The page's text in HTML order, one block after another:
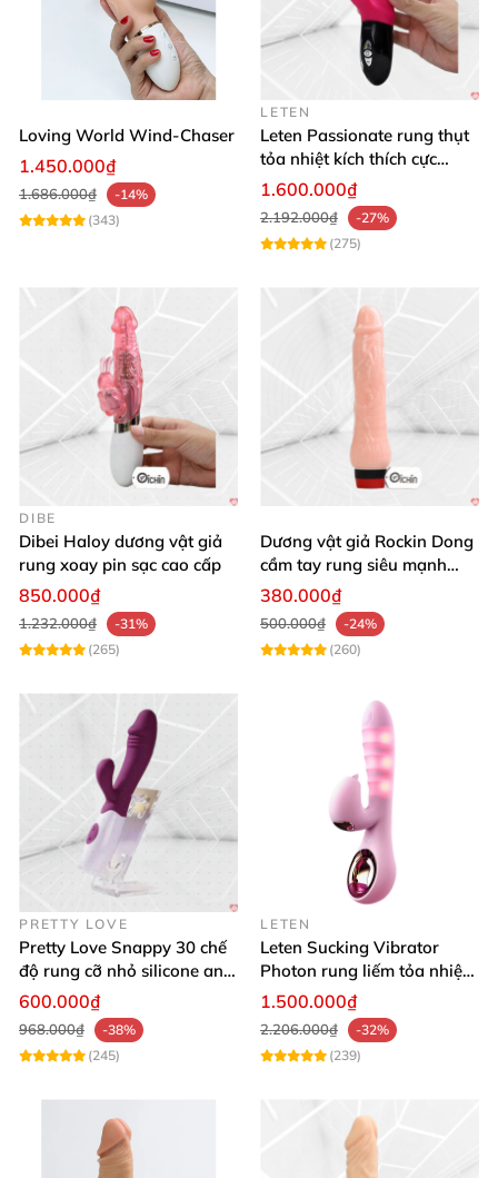
Loving World Wind-Chaser
1.450.000₫
1.686.000₫
-14%
(343)
LETEN
Leten Passionate rung thụt
tỏa nhiệt kích thích cực
mạnh
1.600.000₫
2.192.000₫
-27%
(275)
DIBE
Dibei Haloy dương vật giả
rung xoay pin sạc cao cấp
850.000₫
1.232.000₫
-31%
(265)
Dương vật giả Rockin Dong
cầm tay rung siêu mạnh
silicon y tế cao cấp
380.000₫
500.000₫
-24%
(260)
PRETTY LOVE
Pretty Love Snappy 30 chế
độ rung cỡ nhỏ silicone an
toàn pin AAA dễ dùng
600.000₫
968.000₫
-38%
(245)
LETEN
Leten Sucking Vibrator
Photon rung liếm tỏa nhiệt
pin sạc cao cấp
1.500.000₫
2.206.000₫
-32%
(239)